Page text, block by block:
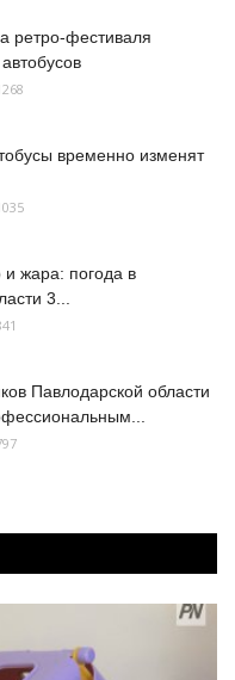
ретро-фестиваля
временно изменят
жара: погода в
3...
Павлодарской области